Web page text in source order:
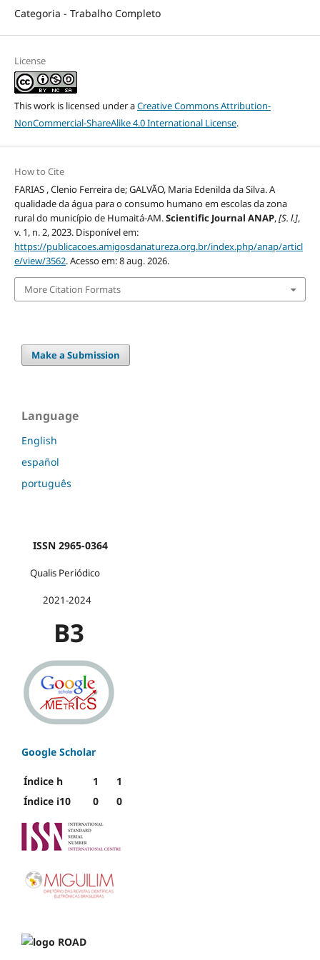
Categoria - Trabalho Completo
License
This work is licensed under aCreative Commons Attribution-
NonCommercial-ShareAlike 4.0 International License.
How to Cite
FARIAS , Clenio Ferreira de; GALVÃO, Maria Edenilda da Silva. A
qualidade da água para o consumo humano em escolas da zona
rural do município de Humaitá-AM.Scientific Journal ANAP,[S. l.],
v. 1, n. 2, 2023. Disponível em:
https://publicacoes.amigosdanatureza.org.br/index.php/anap/articl
e/view/3562. Acesso em: 8 aug. 2026.
More Citation Formats
Make a Submission
Language
English
español
português
ISSN 2965-0364
Qualis Periódico
2021-2024
B3
Google Scholar
Índice h 1
1
Índice i10
0 0